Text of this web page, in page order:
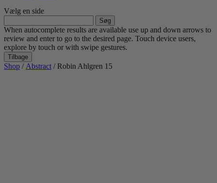
Vælg en side
efter:
When autocomplete results are available use up and down arrows to
review and enter to go to the desired page. Touch device users,
explore by touch or with swipe gestures.
Tilbage
Shop / Abstract / Robin Ahlgren 15